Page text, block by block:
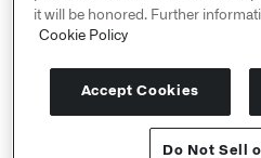
Privacy Statement ↗
Terms of Use ↗
Do Not Sell or Share My
it will be honored. Further
Cookie Policy
Accept Cookies
Do Not Sell